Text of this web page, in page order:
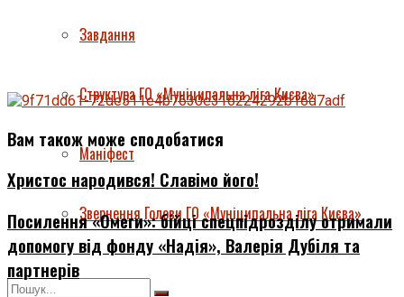
Завдання
Структура ГО «Муніципальна ліга Києва»
Маніфест
Звернення Голови ГО «Муніципальна ліга Києва»
Вам також може сподобатися
Христос народився! Славімо його!
Посилення «Омеги»: бійці спецпідрозділу отримали
допомогу від фонду «Надія», Валерія Дубіля та
партнерів